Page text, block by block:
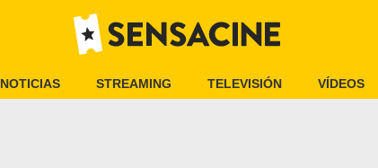
NOTICIAS STREAMING TELEVISIÓN VÍDEOS